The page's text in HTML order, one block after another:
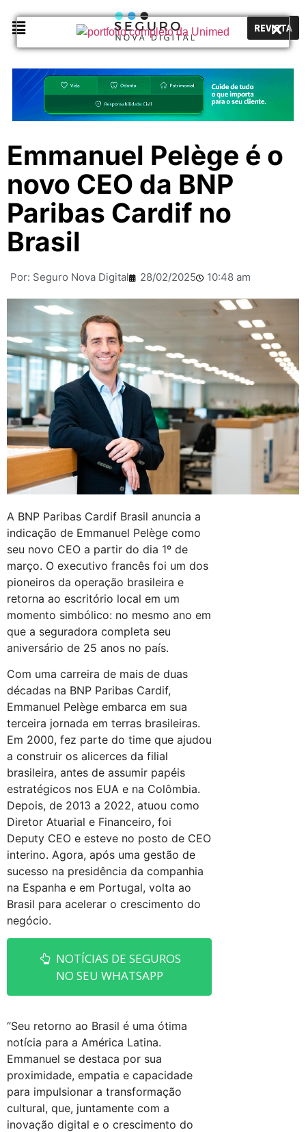
REVISTA
Emmanuel Pelège é o
novo CEO da BNP
Paribas Cardif no
Brasil
Por: Seguro Nova Digital 28/02/2025 10:48 am
A BNP Paribas Cardif Brasil anuncia a
indicação de Emmanuel Pelège como
seu novo CEO a partir do dia 1º de
março. O executivo francês foi um dos
pioneiros da operação brasileira e
retorna ao escritório local em um
momento simbólico: no mesmo ano em
que a seguradora completa seu
aniversário de 25 anos no país.
Com uma carreira de mais de duas
décadas na BNP Paribas Cardif,
Emmanuel Pelège embarca em sua
terceira jornada em terras brasileiras.
Em 2000, fez parte do time que ajudou
a construir os alicerces da filial
brasileira, antes de assumir papéis
estratégicos nos EUA e na Colômbia.
Depois, de 2013 a 2022, atuou como
Diretor Atuarial e Financeiro, foi
Deputy CEO e esteve no posto de CEO
interino. Agora, após uma gestão de
sucesso na presidência da companhia
na Espanha e em Portugal, volta ao
Brasil para acelerar o crescimento do
negócio.
NOTÍCIAS DE SEGUROS
NO SEU WHATSAPP
“Seu retorno ao Brasil é uma ótima
notícia para a América Latina.
Emmanuel se destaca por sua
proximidade, empatia e capacidade
para impulsionar a transformação
cultural, que, juntamente com a
inovação digital e o crescimento do